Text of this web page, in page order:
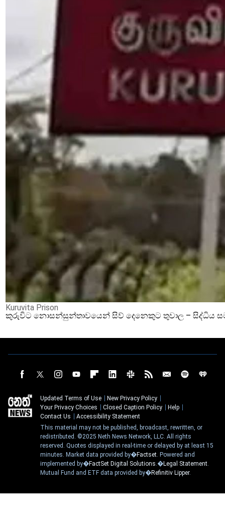
Kuruvita Prison
කුරුවිට නොසන්සුන්තාවයෙන් සිව් දෙනෙකුට තුවාල – සිද්ධිය
Updated Terms of Use
New Privacy Policy
Your Privacy Choices
Closed Caption Policy
Help
Contact Us
Accessibility Statement
This material may not be published, broadcast, rewritten, or
redistributed. ©2025 Neth News Network, LLC. All rights
reserved. Quotes displayed in real-time or delayed by at least 15
minutes. Market data provided by�Factset. Powered and
implemented by�FactSet Digital Solutions.�Legal Statement.
Mutual Fund and ETF data provided by�Refinitiv Lipper.